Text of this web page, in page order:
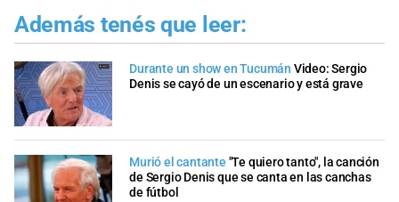
Además tenés que leer:
Durante un show en Tucumán Video: Sergio
Denis se cayó de un escenario y está grave
Murió el cantante "Te quiero tanto", la canción
de Sergio Denis que se canta en las canchas
de fútbol